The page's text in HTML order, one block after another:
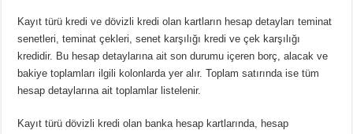
Kayıt türü kredi ve dövizli kredi olan kartların hesap detayları teminat
senetleri, teminat çekleri, senet karşılığı kredi ve çek karşılığı
kredidir. Bu hesap detaylarına ait son durumu içeren borç, alacak ve
bakiye toplamları ilgili kolonlarda yer alır. Toplam satırında ise tüm
hesap detaylarına ait toplamlar listelenir.
Kayıt türü dövizli kredi olan banka hesap kartlarında, hesap